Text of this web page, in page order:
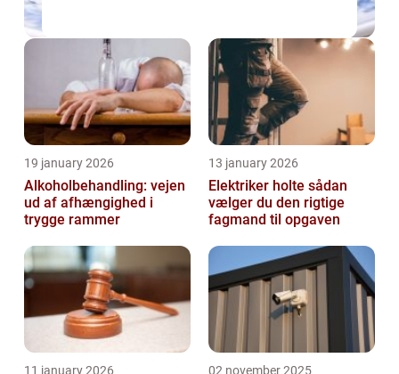
19 january 2026
Alkoholbehandling: vejen
ud af afhængighed i
trygge rammer
13 january 2026
Elektriker holte sådan
vælger du den rigtige
fagmand til opgaven
11 january 2026 02 november 2025